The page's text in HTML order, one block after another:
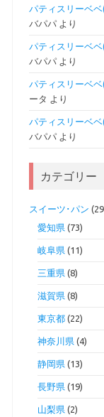
パティスリーベ
バパパより
パティスリーベ
バパパより
パティスリーベ
ータ より
パティスリーベ
バパパより
カテゴリー
スイーツ･パン
愛知県(73)
岐阜県(11)
三重県(8)
滋賀県(8)
東京都(22)
神奈川県(4)
静岡県(13)
長野県(19)
山梨県(2)